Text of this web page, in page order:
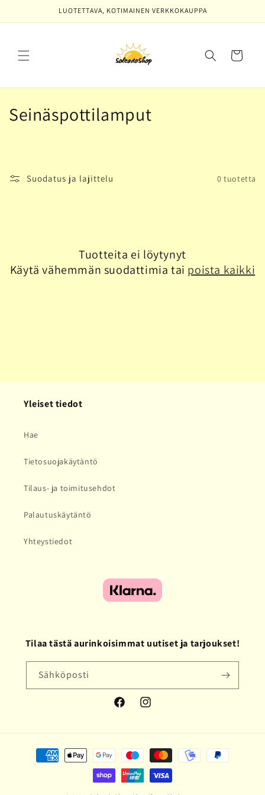
sisältöön
LUOTETTAVA, KOTIMAINEN VERKKOKAUPPA
Ostoskori
K
o
a
Seinäspottilamput
Suodatus ja lajittelu 0 tuotetta
Tuotteita ei löytynyt
Käytä vähemmän suodattimia tai poista kaikki
Yleiset tiedot
Hae
Tietosuojakäytäntö
Tilaus- ja toimitusehdot
Palautuskäytäntö
Yhteystiedot
Tilaa tästä aurinkoisimmat uutiset ja tarjoukset!
Sähköposti
FacebookInstagram
Maksutavat